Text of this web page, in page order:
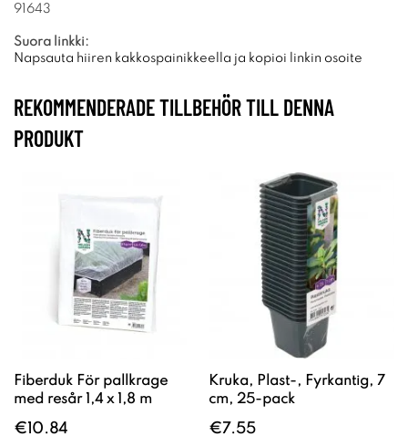
91643
Suora linkki:
Napsauta hiiren kakkospainikkeella ja kopioi linkin osoite
REKOMMENDERADE TILLBEHÖR TILL DENNA
PRODUKT
Fiberduk För pallkrage
med resår 1,4 x 1,8 m
€10.84
Kruka, Plast-, Fyrkantig, 7
cm, 25-pack
€7.55